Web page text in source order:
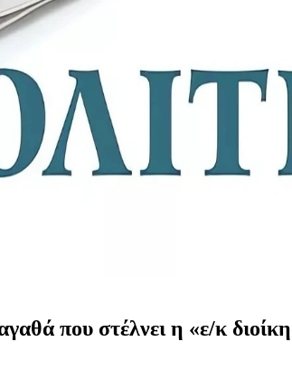
που στέλνει η «ε/κ